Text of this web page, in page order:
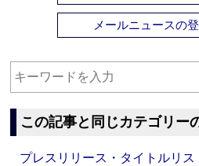
メールニュースの
この記事と同じカテゴリー
プレスリリース・タイトルリ